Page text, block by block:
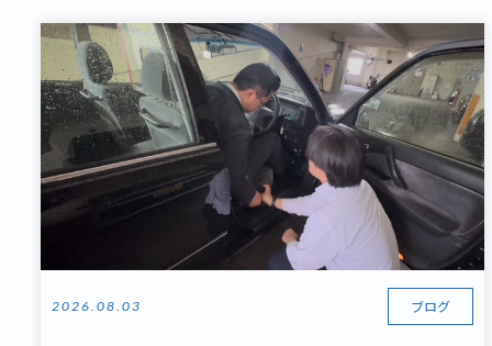
2026.08.03 ブログ